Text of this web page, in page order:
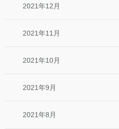
2021年12月
2021年11月
2021年10月
2021年9月
2021年8月